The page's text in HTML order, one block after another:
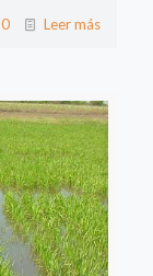
0 Leer más